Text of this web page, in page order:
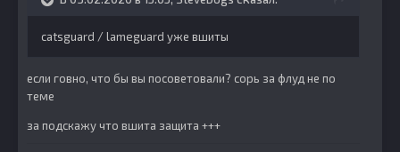
catsguard / lameguard уже вшиты
если говно, что бы вы посоветовали? сорь за флуд не по
теме
за подскажу что вшита защита +++